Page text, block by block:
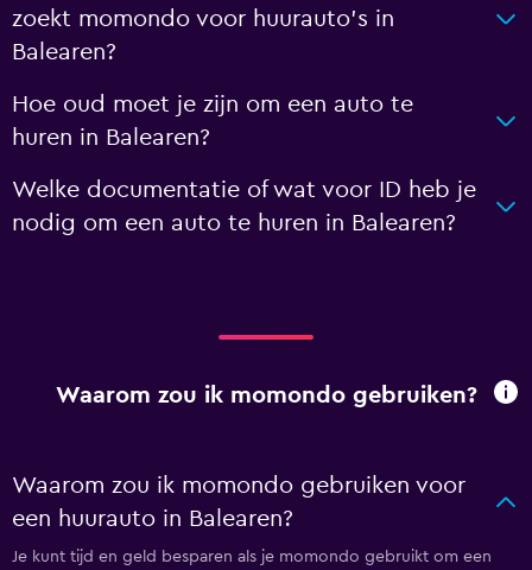
zoekt momondo voor huurauto's in
Balearen?
Hoe oud moet je zijn om een auto te
huren in Balearen?
Welke documentatie of wat voor ID heb je
nodig om een auto te huren in Balearen?
Waarom zou ik momondo gebruiken?
Waarom zou ik momondo gebruiken voor
een huurauto in Balearen?
Je kunt tijd en geld besparen als je momondo gebruikt om een